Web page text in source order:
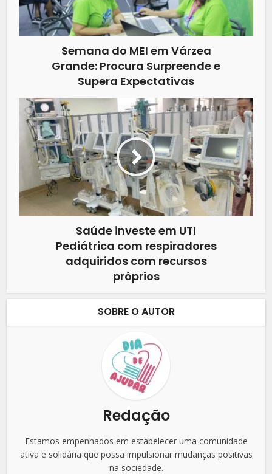
Semana do MEI em Várzea
Grande: Procura Surpreende e
Supera Expectativas
Saúde investe em UTI
Pediátrica com respiradores
adquiridos com recursos
próprios
SOBRE O AUTOR
Redação
Estamos empenhados em estabelecer uma comunidade
ativa e solidária que possa impulsionar mudanças positivas
na sociedade.